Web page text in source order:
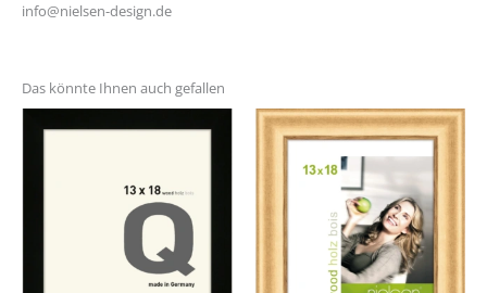
info@nielsen-design.de
Das könnte Ihnen auch gefallen